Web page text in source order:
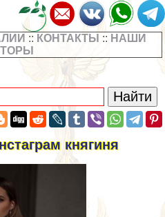
:: КОНТАКТЫ :: НАШИ
княгиня